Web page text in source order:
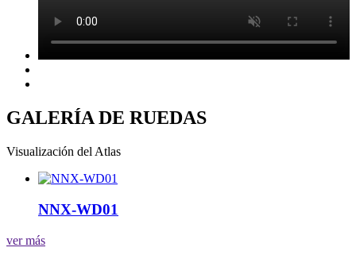
GALERÍA DE RUEDAS
Visualización del Atlas
NNX-WD01
ver más